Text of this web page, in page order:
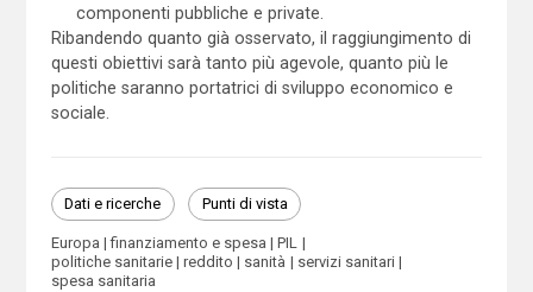
componenti pubbliche e private.
Ribandendo quanto già osservato, il raggiungimento di
questi obiettivi sarà tanto più agevole, quanto più le
politiche saranno portatrici di sviluppo economico e
sociale.
Dati e ricerche Punti di vista
Europa finanziamento e spesa
PIL
politiche sanitarie
reddito sanità
servizi sanitari
spesa sanitaria